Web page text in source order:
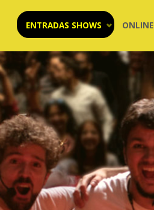
Saltar
contenido
ENTRADAS SHOWS ONLINE